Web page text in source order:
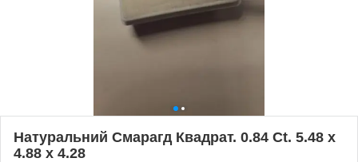
Натуральний Смарагд Квадрат. 0.84 Сt. 5.48 x
4.88 x 4.28